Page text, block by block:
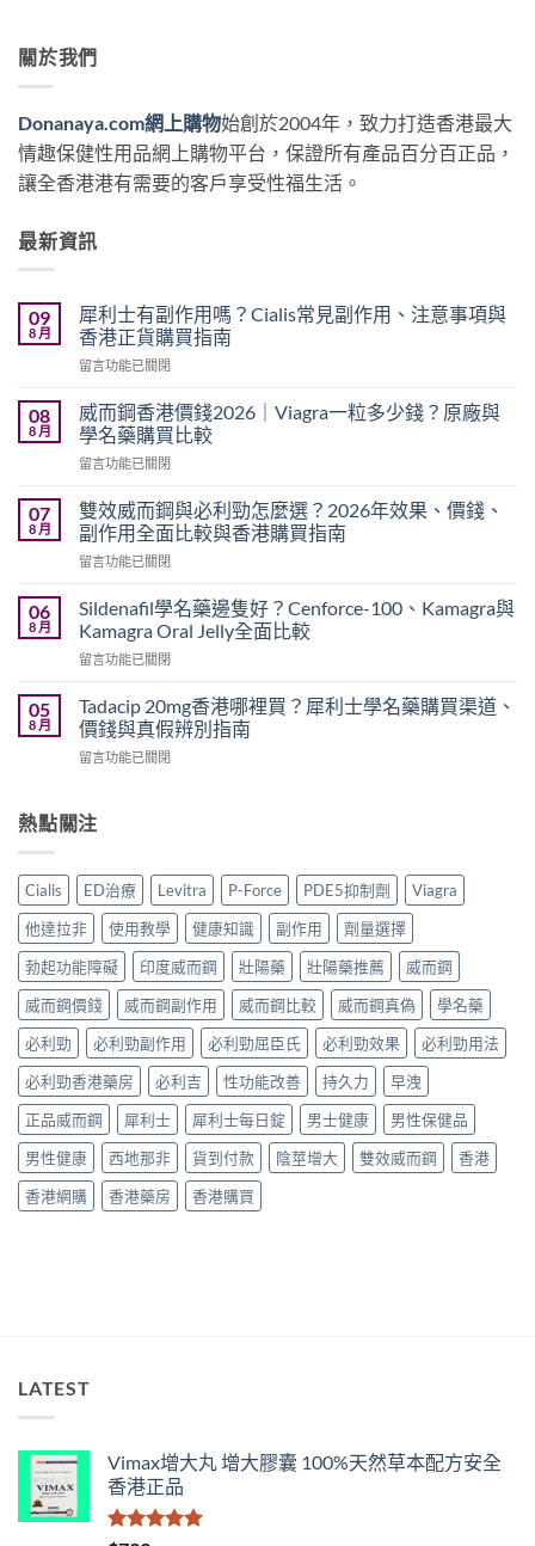
關於我們
Donanaya.com網上購物始創於2004年，致力打造香港最大
情趣保健性用品網上購物平台，保證所有產品百分百正品，
讓全香港港有需要的客戶享受性福生活。
最新資訊
09
8 月
犀利士有副作用嗎？Cialis常見副作用、注意事項與
香港正貨購買指南
在
利
士
有
副
用
嗎？
Cialis
常
副
作
注
事
項
與
正
貨
買
指
南〉
中
留言功能已關閉
08
8 月
威而鋼香港價錢2026｜Viagra一粒多少錢？原廠與
學名藥購買比較
在
而
鋼
香
港
錢
2026
Viagra
粒
多
錢？
與
藥
購
買
比
較〉
中
留言功能已關閉
07
8 月
雙效威而鋼與必利勁怎麼選？2026年效果、價錢、
副作用全面比較與香港購買指南
在
效
而
鋼
必
利
勁
怎
2026
果、
價
錢、
副
作
用
全
面
較
與
香
港
購
買
指
南〉
留言功能已關閉
06
8 月
Sildenafil學名藥邊隻好？Cenforce-100、Kamagra與
Kamagra Oral Jelly全面比較
在
學
名
藥
邊
Cenforce-
與
Kamagra
Oral
Jelly
全
面
比
較〉
留言功能已關閉
05
8 月
Tadacip 20mg香港哪裡買？犀利士學名藥購買渠道、
價錢與真假辨別指南
在
香
港
裡
買？
犀
利
士
學
名
藥
買
渠
道、
價
錢
與
真
假
留言功能已關閉
熱點關注
Cialis ED治療 Levitra P-Force PDE5抑制劑
Viagra
他達拉非
使用教學 健康知識 副作用
劑量選擇
勃起功能障礙
印度威而鋼 壯陽藥 壯陽藥推薦
威而鋼
威而鋼價錢
威而鋼副作用 威而鋼比較 威而鋼真偽
學名藥
必利勁
必利勁副作用 必利勁屈臣氏 必利勁效果
必利勁用法
必利勁香港藥房
必利吉 性功能改善 持久力
早洩
正品威而鋼
犀利士 犀利士每日錠 男士健康
男性保健品
男性健康
西地那非 貨到付款 陰莖增大 雙效威而鋼
香港
香港網購
香港藥房 香港購買
LATEST
Vimax增大丸 增大膠囊 100%天然草本配方安全
香港正品